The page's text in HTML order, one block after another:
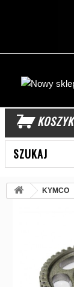
KOSZYK
KYMCO